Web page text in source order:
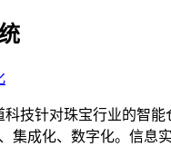
技针对珠宝行业的智
集成化、数字化。信息